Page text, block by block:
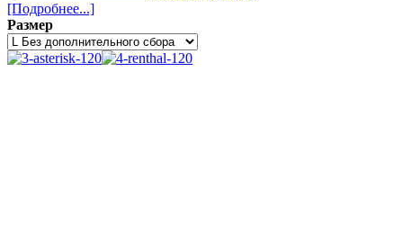
[Подробнее...]
Размер